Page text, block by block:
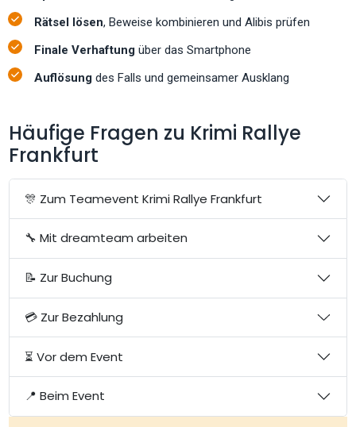
Rätsel lösen, Beweise kombinieren und Alibis prüfen
Finale Verhaftung über das Smartphone
Auflösungdes Falls und gemeinsamer Ausklang
Häufige Fragen zu Krimi Rallye
Frankfurt
🎊 Zum Teamevent Krimi Rallye Frankfurt
🔧 Mit dreamteam arbeiten
📝 Zur Buchung
💳 Zur Bezahlung
⏳ Vor dem Event
📍 Beim Event